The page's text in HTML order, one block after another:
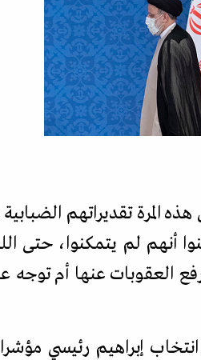
المرة تقديراتهم
أنهم لم يتمكنوا،
العقوبات عنها أم
إبراهيم رئيسي